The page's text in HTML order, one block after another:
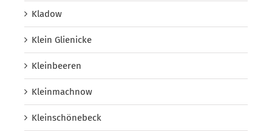
Kladow
Klein Glienicke
Kleinbeeren
Kleinmachnow
Kleinschönebeck